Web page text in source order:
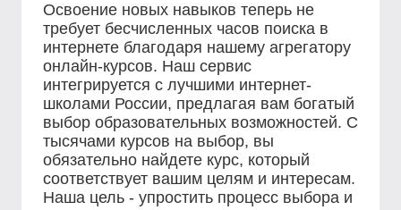
Освоение новых навыков теперь не
требует бесчисленных часов поиска в
интернете благодаря нашему агрегатору
онлайн-курсов. Наш сервис
интегрируется с лучшими интернет-
школами России, предлагая вам богатый
выбор образовательных возможностей. С
тысячами курсов на выбор, вы
обязательно найдете курс, который
соответствует вашим целям и интересам.
Наша цель - упростить процесс выбора и